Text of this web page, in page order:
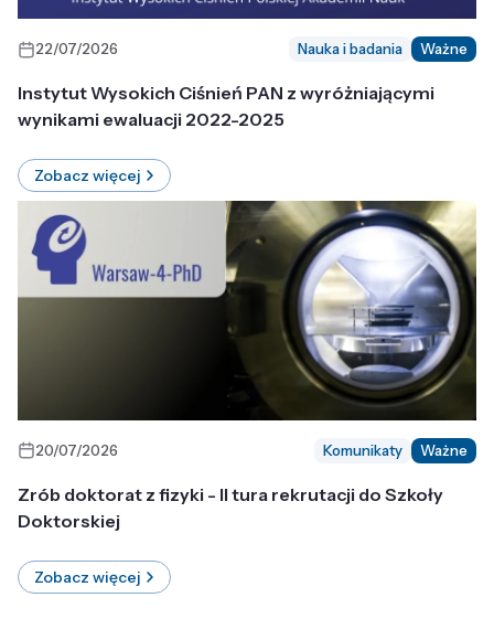
22/07/2026 Nauka i badania Ważne
Instytut Wysokich Ciśnień PAN z wyróżniającymi
wynikami ewaluacji 2022-2025
Zobacz więcej
20/07/2026 Komunikaty Ważne
Zrób doktorat z fizyki - II tura rekrutacji do Szkoły
Doktorskiej
Zobacz więcej